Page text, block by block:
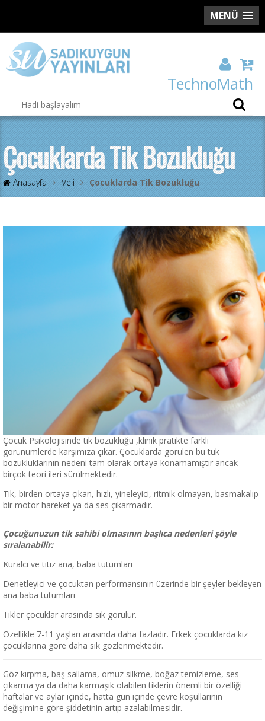
MENÜ
TechnoMath
Çocuklarda Tik Bozukluğu
Anasayfa Veli Çocuklarda Tik Bozukluğu
Çocuk Psikolojisinde tik bozukluğu ,klinik pratikte farklı
görünümlerde karşımıza çıkar. Çocuklarda görülen bu tük
bozukluklarının nedeni tam olarak ortaya konamamıştır ancak
birçok teori ileri sürülmektedir.
Tik, birden ortaya çıkan, hızlı, yineleyici, ritmik olmayan, basmakalıp
bir motor hareket ya da ses çıkarmadır.
Çocuğunuzun tik sahibi olmasının başlıca nedenleri şöyle
sıralanabilir:
Kuralcı ve titiz ana, baba tutumları
Denetleyici ve çocuktan performansının üzerinde bir şeyler bekleyen
ana baba tutumları
Tikler çocuklar arasında sık görülür.
Özellikle 7-11 yaşları arasında daha fazladır. Erkek çocuklarda kız
çocuklarına göre daha sık gözlenmektedir.
Göz kırpma, baş sallama, omuz silkme, boğaz temizleme, ses
çıkarma ya da daha karmaşık olabilen tiklerin önemli bir özelliği
haftalar ve aylar içinde, hatta gün içinde çevre koşullarının
değişimine göre şiddetinin artıp azalabilmesidir.